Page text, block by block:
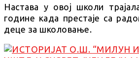
Настава у овој школи
године када престаје са
деце за школовање.